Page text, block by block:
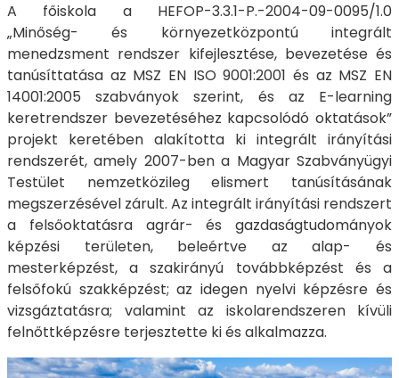
A főiskola a HEFOP-3.3.1-P.-2004-09-0095/1.0
„Minőség- és környezetközpontú integrált
menedzsment rendszer kifejlesztése, bevezetése és
tanúsíttatása az MSZ EN ISO 9001:2001 és az MSZ EN
14001:2005 szabványok szerint, és az E-learning
keretrendszer bevezetéséhez kapcsolódó oktatások”
projekt keretében alakította ki integrált irányítási
rendszerét, amely 2007-ben a Magyar Szabványügyi
Testület nemzetközileg elismert tanúsításának
megszerzésével zárult. Az integrált irányítási rendszert
a felsőoktatásra agrár- és gazdaságtudományok
képzési területen, beleértve az alap- és
mesterképzést, a szakirányú továbbképzést és a
felsőfokú szakképzést; az idegen nyelvi képzésre és
vizsgáztatásra; valamint az iskolarendszeren kívüli
felnőttképzésre terjesztette ki és alkalmazza.